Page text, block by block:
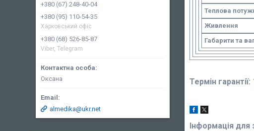
Теплова
Живлення
Габарити та
Термін гарантії:
Інформація для
+380 (67) 248-40-04
+380 (95) 110-54-35
Харковський офіс
+380 (68) 526-85-87
Viber, Telegram
Оксана
almedika@ukr.net